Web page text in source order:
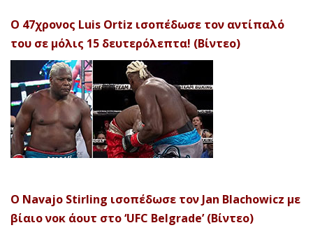
Ο 47χρονος Luis Ortiz ισοπέδωσε τον αντίπαλό
του σε μόλις 15 δευτερόλεπτα! (Βίντεο)
Ο Navajo Stirling ισοπέδωσε τον Jan Blachowicz με
βίαιο νοκ άουτ στο ‘UFC Belgrade’ (Βίντεο)